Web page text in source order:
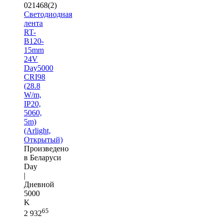
021468(2)
Светодиодная
лента
RT-
B120-
15mm
24V
Day5000
CRI98
(28.8
W/m,
IP20,
5060,
5m)
(Arlight,
Открытый)
Произведено
в Беларуси
Day
|
Дневной
5000
K
2 93265